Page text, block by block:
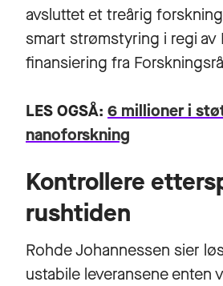
avsluttet et treårig
smart strømstyring i regi av
finansiering fra
LES OGSÅ: 6 millioner i
nanoforskning
Kontrollere
rushtiden
Rohde Johannessen sier
ustabile leveransene enten